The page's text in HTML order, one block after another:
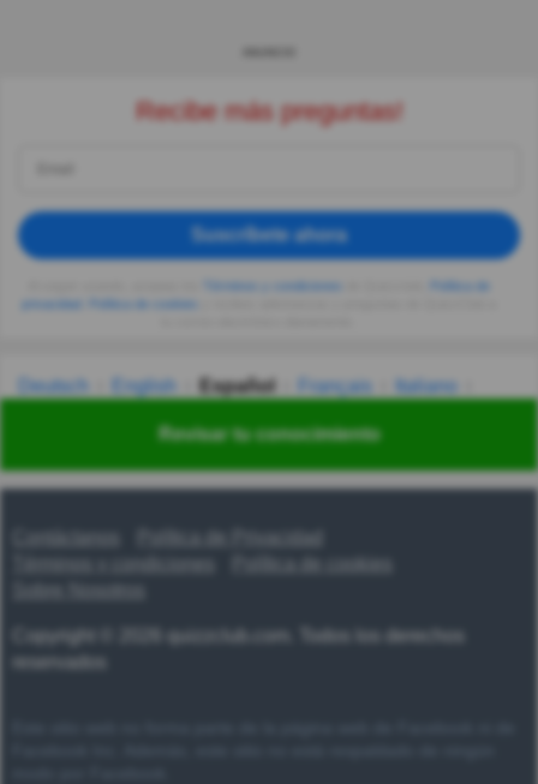
Revisar tu conocimiento
Recibe más preguntas!
Suscríbete ahora
Deutsch English Español Français
Italiano
Українська हिन्दी 한국어 汉语
Contáctanos
Política de Privacidad
Términos y condiciones
Copyright © 2026 quizzclub.com. Todos los derechos
reservados